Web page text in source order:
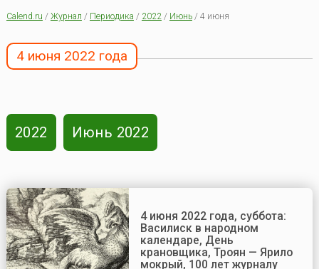
Calend.ru / Журнал / Периодика / 2022/ Июнь/ 4 июня
4 июня 2022 года
2022 Июнь 2022
4 июня 2022 года, суббота:
Василиск в народном
календаре, День
крановщика, Троян — Ярило
мокрый, 100 лет журналу